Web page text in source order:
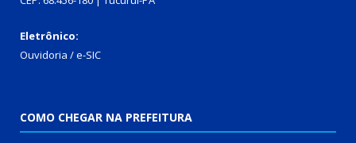
Eletrônico:
Ouvidoria /e-SIC
COMO CHEGAR NA PREFEITURA